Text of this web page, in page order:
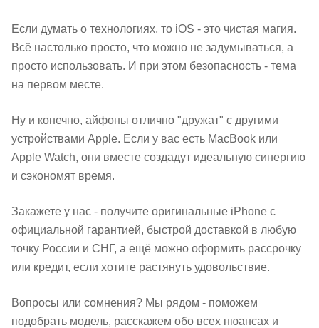
Если думать о технологиях, то iOS - это чистая магия.
Всё настолько просто, что можно не задумываться, а
просто использовать. И при этом безопасность - тема
на первом месте.
Ну и конечно, айфоны отлично "дружат" с другими
устройствами Apple. Если у вас есть MacBook или
Apple Watch, они вместе создадут идеальную синергию
и сэкономят время.
Закажете у нас - получите оригинальные iPhone с
официальной гарантией, быстрой доставкой в любую
точку России и СНГ, а ещё можно оформить рассрочку
или кредит, если хотите растянуть удовольствие.
Вопросы или сомнения? Мы рядом - поможем
подобрать модель, расскажем обо всех нюансах и